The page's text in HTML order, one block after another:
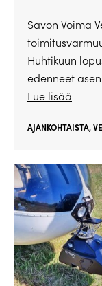
Savon Voima
Huhtikuun
edenneet
Lue lisää
AJANKOHTAISTA,